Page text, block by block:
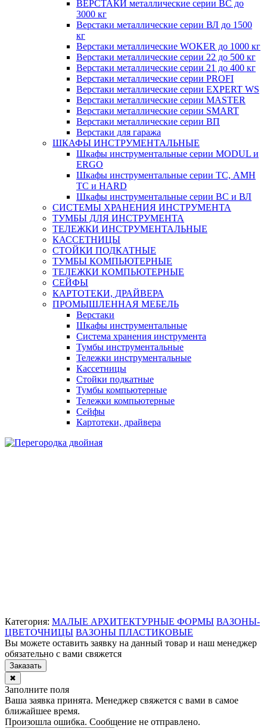
ВЕРСТАКИ металлические серии ВС до
3000 кг
Верстаки металлические серии ВЛ до 1500
кг
Верстаки металлические WOKER до 1000 кг
Верстаки металлические серии 22 до 500 кг
Верстаки металлические серии 21 до 400 кг
Верстаки металлические серии PROFI
Верстаки металлические серии EXPERT WS
Верстаки металлические серии MASTER
Верстаки металлические серии SMART
Верстаки металлические серии ВП
Верстаки для гаража
ШКАФЫ ИНСТРУМЕНТАЛЬНЫЕ
Шкафы инструментальные серии MODUL и
ERGO
Шкафы инструментальные серии ТС, АМН
ТС и HARD
Шкафы инструментальные серии ВС и ВЛ
СИСТЕМЫ ХРАНЕНИЯ ИНСТРУМЕНТА
ТУМБЫ ДЛЯ ИНСТРУМЕНТА
ТЕЛЕЖКИ ИНСТРУМЕНТАЛЬНЫЕ
КАССЕТНИЦЫ
СТОЙКИ ПОДКАТНЫЕ
ТУМБЫ КОМПЬЮТЕРНЫЕ
ТЕЛЕЖКИ КОМПЬЮТЕРНЫЕ
СЕЙФЫ
КАРТОТЕКИ, ДРАЙВЕРА
ПРОМЫШЛЕННАЯ МЕБЕЛЬ
Верстаки
Шкафы инструментальные
Система хранения инструмента
Тумбы инструментальные
Тележки инструментальные
Кассетницы
Стойки подкатные
Тумбы компьютерные
Тележки компьютерные
Сейфы
Картотеки, драйвера
Категория: МАЛЫЕ АРХИТЕКТУРНЫЕ ФОРМЫ ВАЗОНЫ-
ЦВЕТОЧНИЦЫ ВАЗОНЫ ПЛАСТИКОВЫЕ
Вы можете оставить заявку на данный товар и наш менеджер
обязательно с вами свяжется
Заказать
✖
Заполните поля
Ваша заявка принята. Менеджер свяжется с вами в самое
ближайшее время.
Произошла ошибка. Сообщение не отправлено.